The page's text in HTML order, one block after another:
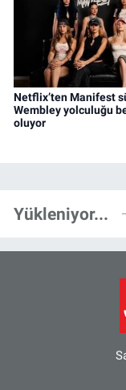
Netflix’ten Manifest
Wembley yolculuğu
oluyor
Yükleniyor...